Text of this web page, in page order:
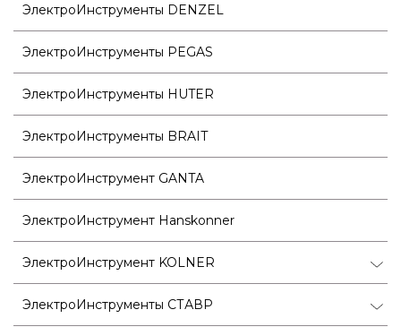
ЭлектроИнструменты DENZEL
ЭлектроИнструменты PEGAS
ЭлектроИнструменты HUTER
ЭлектроИнструменты BRAIT
ЭлектроИнструмент GANTA
ЭлектроИнструмент Hanskonner
ЭлектроИнструмент KOLNER
ЭлектроИнструменты СТАВР